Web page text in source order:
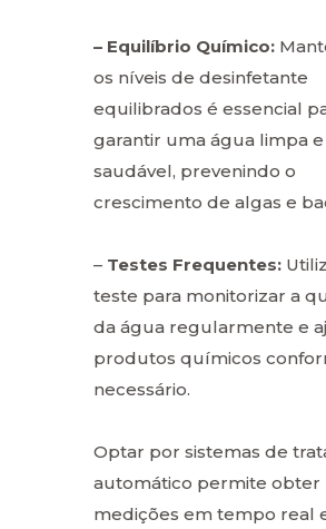
– Equilíbrio Químico:
os níveis de desinfetante
equilibrados é essencial
garantir uma água limpa e
saudável, prevenindo o
crescimento de algas e
– Testes Frequentes:
teste para monitorizar a
da água regularmente e
produtos químicos
necessário.
Optar por sistemas de
automático permite obter
medições em tempo real